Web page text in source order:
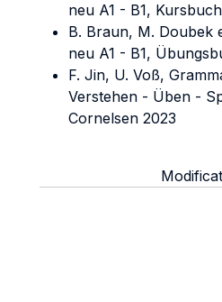
neu A1 - B1,
B. Braun, M. Doubek
neu A1 - B1,
F. Jin, U. Voß,
Verstehen - Üben -
Cornelsen 2023